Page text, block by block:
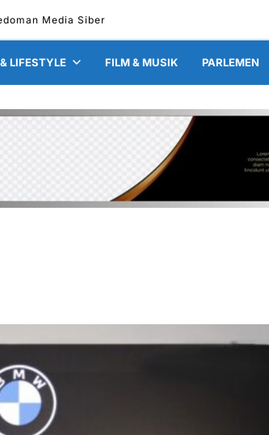
Media Siber
LIFESTYLE FILM & MUSIK PARLEMEN